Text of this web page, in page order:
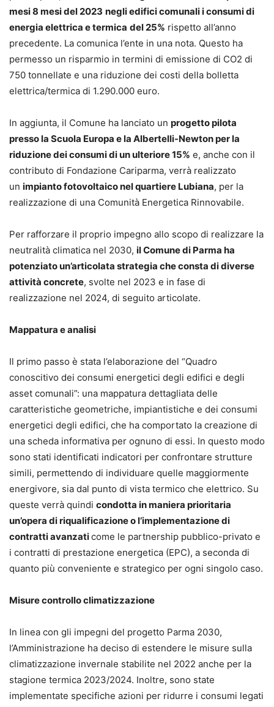
mesi 8 mesi del 2023 negli edifici comunali i consumi di
energia elettrica e termica del 25% rispetto all’anno
precedente. La comunica l’ente in una nota. Questo ha
permesso un risparmio in termini di emissione di CO2 di
750 tonnellate e una riduzione dei costi della bolletta
elettrica/termica di 1.290.000 euro.
In aggiunta, il Comune ha lanciato un progetto pilota
presso la Scuola Europa e la Albertelli-Newton per la
riduzione dei consumi di un ulteriore 15% e, anche con il
contributo di Fondazione Cariparma, verrà realizzato
un impianto fotovoltaico nel quartiere Lubiana, per la
realizzazione di una Comunità Energetica Rinnovabile.
Per rafforzare il proprio impegno allo scopo di realizzare la
neutralità climatica nel 2030, il Comune di Parma ha
potenziato un’articolata strategia che consta di diverse
attività concrete, svolte nel 2023 e in fase di
realizzazione nel 2024, di seguito articolate.
Mappatura e analisi
Il primo passo è stata l’elaborazione del “Quadro
conoscitivo dei consumi energetici degli edifici e degli
asset comunali”: una mappatura dettagliata delle
caratteristiche geometriche, impiantistiche e dei consumi
energetici degli edifici, che ha comportato la creazione di
una scheda informativa per ognuno di essi. In questo modo
sono stati identificati indicatori per confrontare strutture
simili, permettendo di individuare quelle maggiormente
energivore, sia dal punto di vista termico che elettrico. Su
queste verrà quindi condotta in maniera prioritaria
un’opera di riqualificazione o l’implementazione di
contratti avanzaticome le partnership pubblico-privato e
i contratti di prestazione energetica (EPC), a seconda di
quanto più conveniente e strategico per ogni singolo caso.
Misure controllo climatizzazione
In linea con gli impegni del progetto Parma 2030,
l’Amministrazione ha deciso di estendere le misure sulla
climatizzazione invernale stabilite nel 2022 anche per la
stagione termica 2023/2024. Inoltre, sono state
implementate specifiche azioni per ridurre i consumi legati